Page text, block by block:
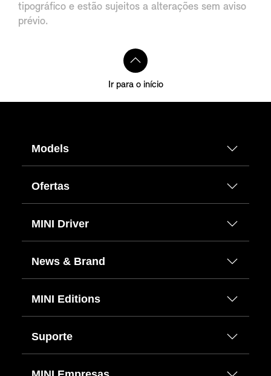
tipográfico e estão sujeitos a alterações sem aviso
prévio.
Ir para o início
Models
Ofertas
MINI Driver
News & Brand
MINI Editions
Suporte